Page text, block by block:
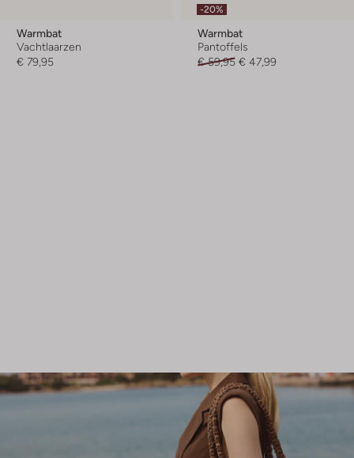
Warmbat
Vachtlaarzen
€ 79,95
-20%
Warmbat
Pantoffels
€ 59,95 € 47,99